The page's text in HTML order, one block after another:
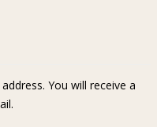
You will receive a